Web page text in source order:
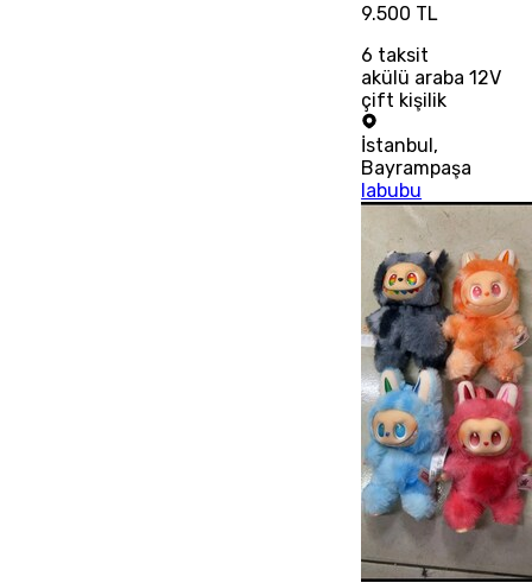
9.500 TL
6 taksit
akülü araba 12V
çift kişilik
İstanbul,
Bayrampaşa
labubu